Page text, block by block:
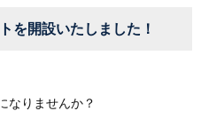
を開設いたしました！
なりませんか？